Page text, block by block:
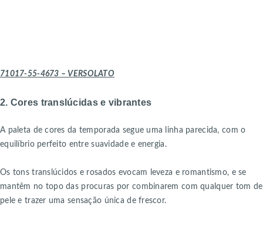
71017-55-4673 – VERSOLATO
2. Cores translúcidas e vibrantes
A paleta de cores da temporada segue uma linha parecida, com o
equilíbrio perfeito entre suavidade e energia.
Os tons translúcidos e rosados evocam leveza e romantismo, e se
mantêm no topo das procuras por combinarem com qualquer tom de
pele e trazer uma sensação única de frescor.